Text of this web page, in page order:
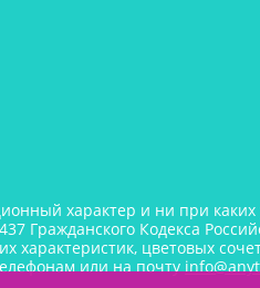
характер и ни при каких
Гражданского Кодекса
характеристик, цветовых
или на почту